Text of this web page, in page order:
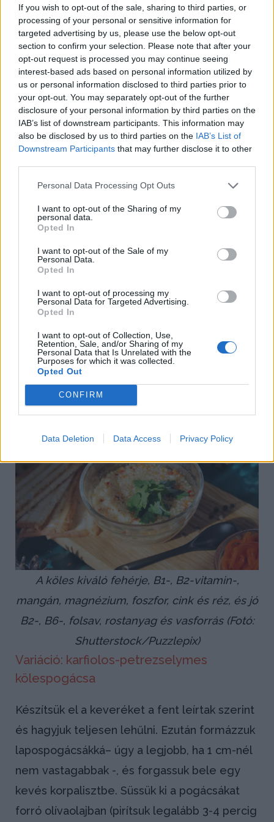
If you wish to opt-out of the sale, sharing to third parties, or
processing of your personal or sensitive information for
targeted advertising by us, please use the below opt-out
section to confirm your selection. Please note that after your
opt-out request is processed you may continue seeing
interest-based ads based on personal information utilized by
us or personal information disclosed to third parties prior to
your opt-out. You may separately opt-out of the further
disclosure of your personal information by third parties on the
IAB’s list of downstream participants. This information may
also be disclosed by us to third parties on the IAB’s List of
Downstream Participants that may further disclose it to other
Personal Data Processing Opt Outs
I want to opt-out of the Sharing of my
personal data.
Opted In
I want to opt-out of the Sale of my
Personal Data.
Opted In
I want to opt-out of processing my
Personal Data for Targeted Advertising.
Opted In
I want to opt-out of Collection, Use,
Retention, Sale, and/or Sharing of my
Personal Data that Is Unrelated with the
Purposes for which it was collected.
Opted Out
CONFIRM
Data Deletion Data Access Privacy Policy
és főzzük addig, amíg a köles magába szívja
az összes vizet, a kölesszemek
megduzzadnak, és a színük halvánnyá válik
(körülbelül 15 perc alatt). Eközben forraljunk
fel 2,5 cm-nyi vizet egy másik lábasban,
tegyük bele a karfiolt, fedjük le, és puhulásig
főzzük (körülbelül 6-7 percig, a rózsák
méretétől függően). Alaposan csepegtessük
petrezselymet a díszítéshez, a maradékról
szedjük le a leveleket, a szárukat dobjuk ki.
Konyhai robotgépben vagy botmixerrel
turmixoljuk simára és krémesre a karfiolt, a
kölest, a fokhagymát és a
petrezselyemleveleket. Alaposan ízesítsük
sóval és borssal. Helyezzük át egy
előmelegített, lapos tányérra, simítsuk le,
csorgassuk rá egy kevés olívaolajat, és
díszítsük a félretett petrezselyemágacskával.
A köles kiváló fehérje, B1-, B2-vitamin-,
mangán, magnézium, foszfor, cink és réz, és jó
B2-, B6-, folsav, rostanyag és vasforrás (Fotó:
Shutterstock/Puzzlepix)
Variáció: karfiolos-petrezselymes
kölespogácsa
Készítsük el a keveréket a fent leírtak szerint
és hagyjuk teljesen lehűlni. Ezután formázzuk
lapospogácsákká– úgy a legjobb, ha 1 cm-nél
nem vastagabbak -, és forgassuk bele egy
kevés korpalisztbe. Süssük ki a pogácsákat
forró olívaolajban (pirítsuk legalább 3-4 percig